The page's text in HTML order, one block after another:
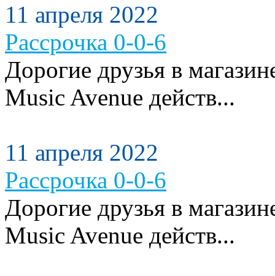
11 апреля 2022
Рассрочка 0-0-6
Дорогие друзья в
Music Avenue действ...
11 апреля 2022
Рассрочка 0-0-6
Дорогие друзья в
Music Avenue действ...